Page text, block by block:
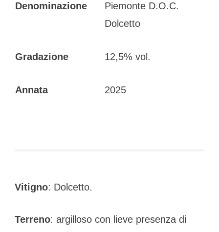
Denominazione
Piemonte D.O.C.
Dolcetto
Gradazione 12,5% vol.
Annata 2025
Vitigno: Dolcetto.
Terreno: argilloso con lieve presenza di